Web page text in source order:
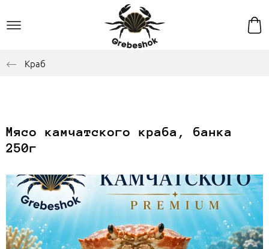
Краб
Мясо камчатского краба, банка
250г